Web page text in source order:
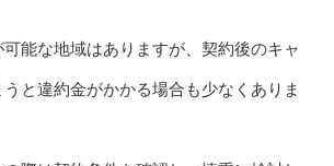
能な地域はありますが、契約後のキャ
と違約金がかかる場合も少なくありま